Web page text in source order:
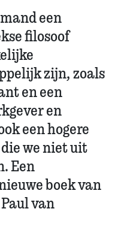
een
filosoof
zijn, zoals
en een
en
een hogere
we niet uit
Een
boek van
van